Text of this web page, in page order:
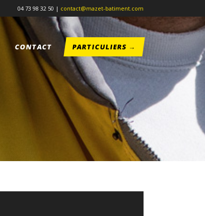
04 73 98 32 50 | contact@mazet-batiment.com
CONTACT PARTICULIERS →